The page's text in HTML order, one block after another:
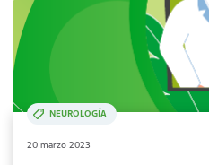
NEUROLOGÍA
20 marzo 2023